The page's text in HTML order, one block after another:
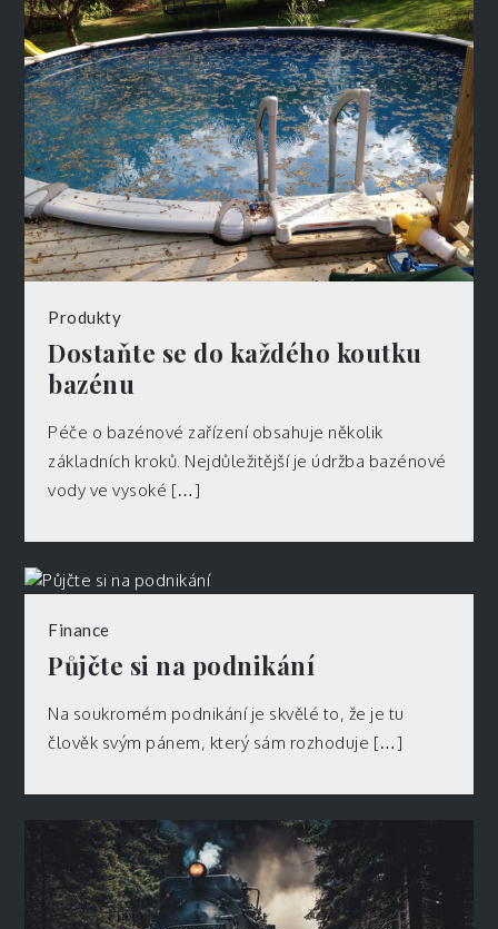
Produkty
Dostaňte se do každého koutku
bazénu
Péče o bazénové zařízení obsahuje několik
základních kroků. Nejdůležitější je údržba bazénové
vody ve vysoké […]
Finance
Půjčte si na podnikání
Na soukromém podnikání je skvělé to, že je tu
člověk svým pánem, který sám rozhoduje […]